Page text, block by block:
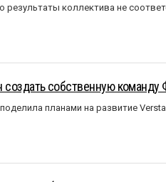
результаты коллектива не
собственную команду
планами на развитие